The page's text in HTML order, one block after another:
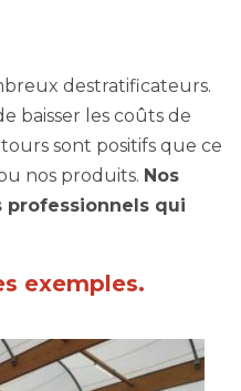
destratificateurs.
baisser les coûts de
sont positifs que ce
nos produits. Nos
professionnels qui
exemples.